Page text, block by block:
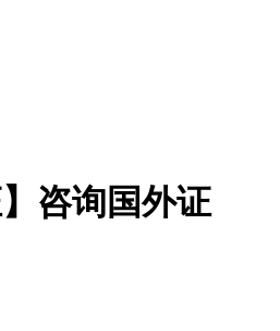
咨询国外证